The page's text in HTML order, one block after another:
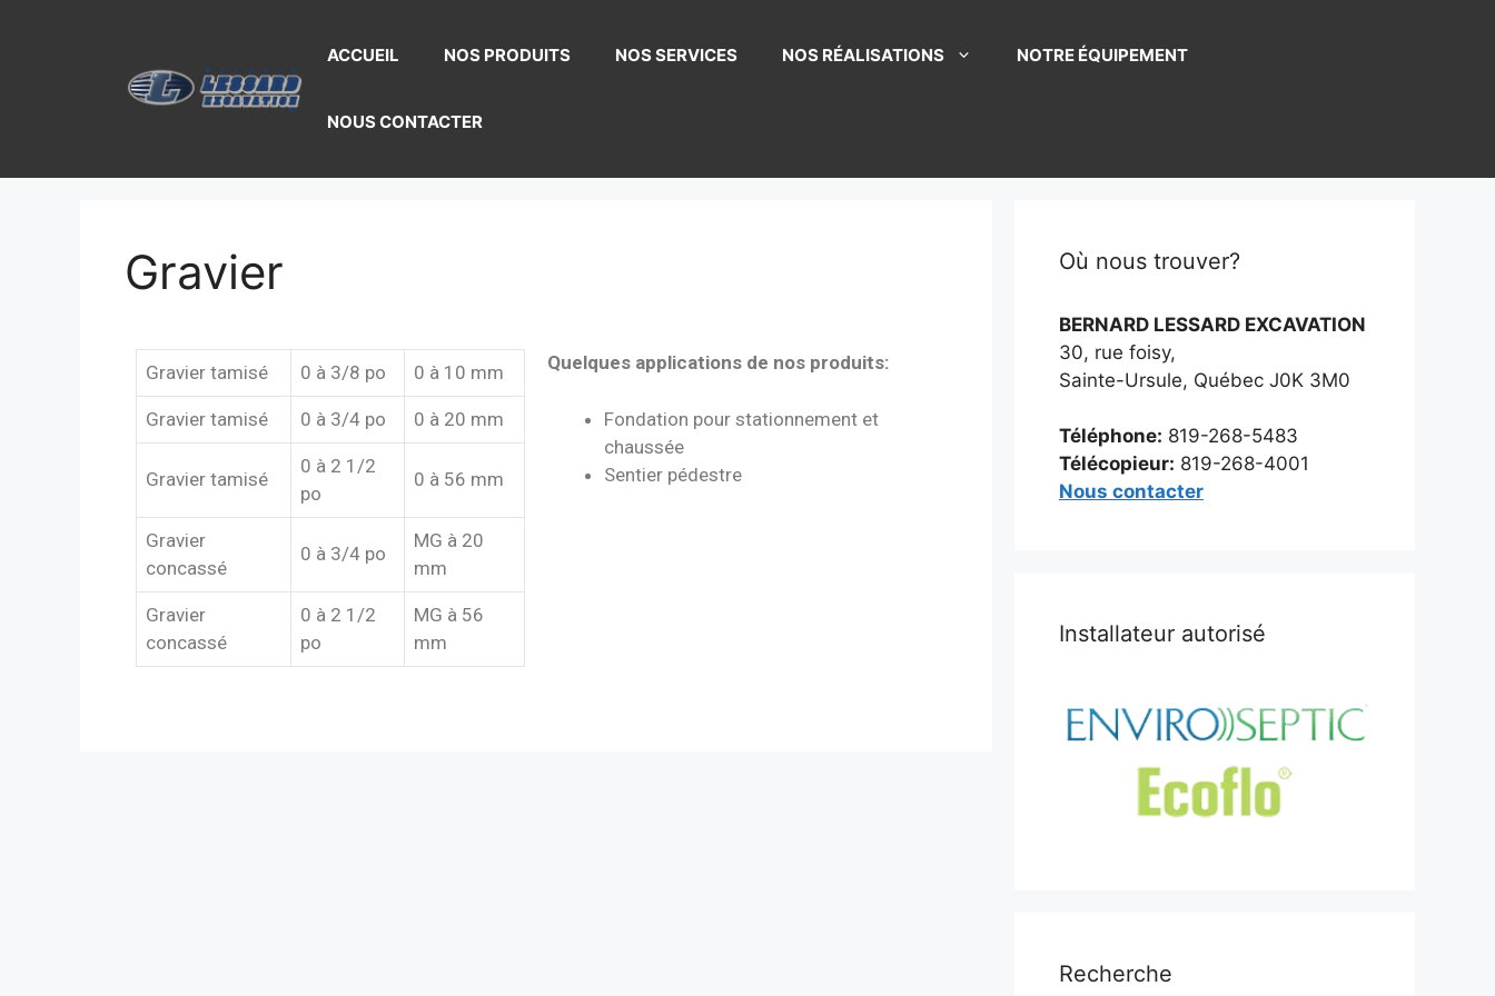
ACCUEIL NOS PRODUITS NOS SERVICES NOS RÉALISATIONS NOTRE ÉQUIPEMENT
NOUS CONTACTER
Gravier
Gravier tamisé 0 à 3/8 po 0 à 10 mm
Gravier tamisé 0 à 3/4 po 0 à 20 mm
Gravier tamisé
0 à 2 1/2
po
0 à 56 mm
Gravier
concassé
0 à 3/4 po
MG à 20
mm
Gravier
concassé
0 à 2 1/2
po
MG à 56
mm
Quelques applications de nos produits:
Fondation pour stationnement et
chaussée
Sentier pédestre
Où nous trouver?
BERNARD LESSARD EXCAVATION
30, rue foisy,
Sainte-Ursule, Québec J0K 3M0
Téléphone: 819-268-5483
Télécopieur: 819-268-4001
Nous contacter
Installateur autorisé
Recherche